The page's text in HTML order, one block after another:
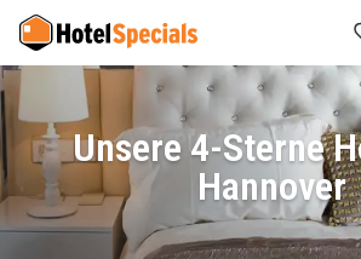
Unsere 4-Sterne
Hannover